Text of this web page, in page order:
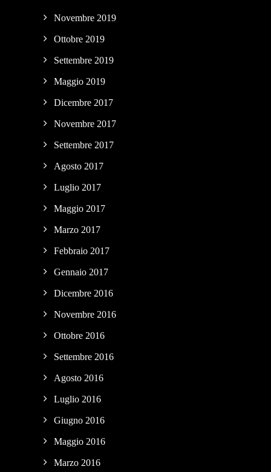
Novembre 2019
Ottobre 2019
Settembre 2019
Maggio 2019
Dicembre 2017
Novembre 2017
Settembre 2017
Agosto 2017
Luglio 2017
Maggio 2017
Marzo 2017
Febbraio 2017
Gennaio 2017
Dicembre 2016
Novembre 2016
Ottobre 2016
Settembre 2016
Agosto 2016
Luglio 2016
Giugno 2016
Maggio 2016
Marzo 2016